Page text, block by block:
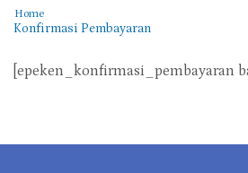
Home
Konfirmasi Pembayaran
[epeken_konfirmasi_pembayaran